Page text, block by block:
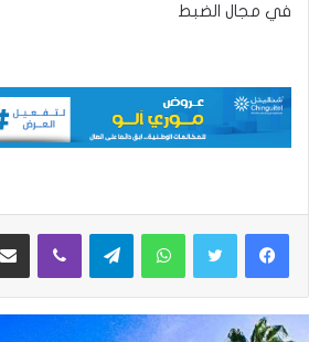
في مجال الضبط
واتساب تيلقرام ڤايبر